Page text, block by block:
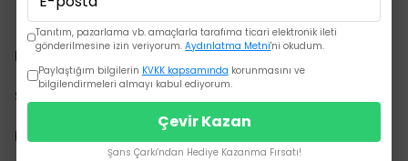
Kurumsal
Sözleşmeler
Hızlı Erişim
Tanıtım, pazarlama vb. amaçlarla tarafıma ticari elektronik ileti
gönderilmesine izin veriyorum.Aydınlatma Metni'ni okudum.
Paylaştığım bilgilerin KVKK kapsamında korunmasını ve
bilgilendirmeleri almayı kabul ediyorum.
Çevir Kazan
Şans Çarkı'ndan Hediye Kazanma Fırsatı!